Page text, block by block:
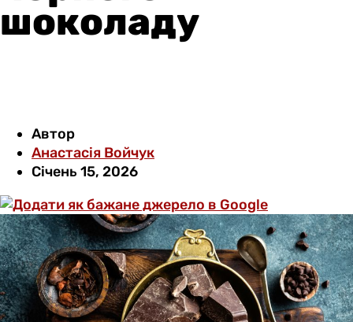
шоколаду
Автор
Анастасія Войчук
Січень 15, 2026